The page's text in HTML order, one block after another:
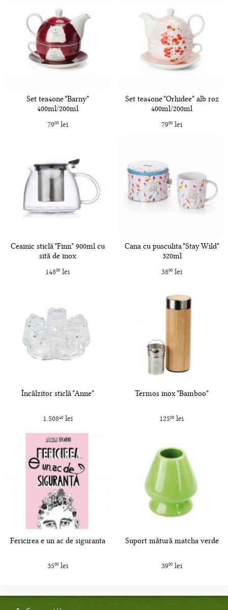
Set tea4one "Barny"
400ml/200ml
7900lei
Set tea4one "Orhidee" alb roz
400ml/200ml
7900lei
Ceainic sticlă "Finn" 900ml cu
sită de inox
14800 lei
Cana cu pusculita "Stay Wild"
320ml
3800lei
Încălzitor sticlă "Anne"
1.50840lei
Termos inox "Bamboo"
12500 lei
Fericirea e un ac de siguranta
3500lei
Suport mătură matcha verde
3900lei